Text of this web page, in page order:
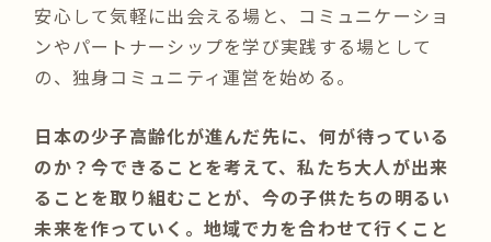
安心して気軽に出会える場と、コミュニケーショ
ンやパートナーシップを学び実践する場として
の、独身コミュニティ運営を始める。
日本の少子高齢化が進んだ先に、何が待っている
のか？今できることを考えて、私たち大人が出来
ることを取り組むことが、今の子供たちの明るい
未来を作っていく。地域で力を合わせて行くこと